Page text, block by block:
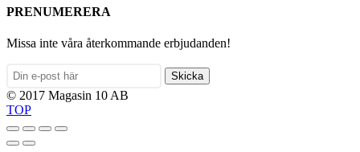
PRENUMERERA
Missa inte våra återkommande erbjudanden!
Skicka
© 2017 Magasin 10 AB
TOP